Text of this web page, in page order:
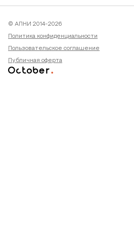
© АПНИ 2014-2026
Политика конфиденциальности
Пользовательское соглашение
Публичная оферта